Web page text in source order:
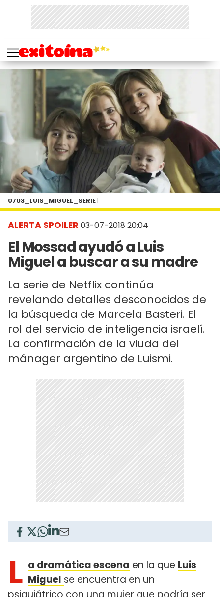
ALERTA SPOILER 03-07-2018 20:04
El Mossad ayudó a Luis
Miguel a buscar a su madre
La serie de Netflix continúa
revelando detalles desconocidos de
la búsqueda de Marcela Basteri. El
rol del servicio de inteligencia israelí.
La confirmación de la viuda del
mánager argentino de Luismi.
0703_LUIS_MIGUEL_SERIE |
L a dramática escena en la que Luis
Miguel se encuentra en un
psiquiátrico con una mujer que podría ser